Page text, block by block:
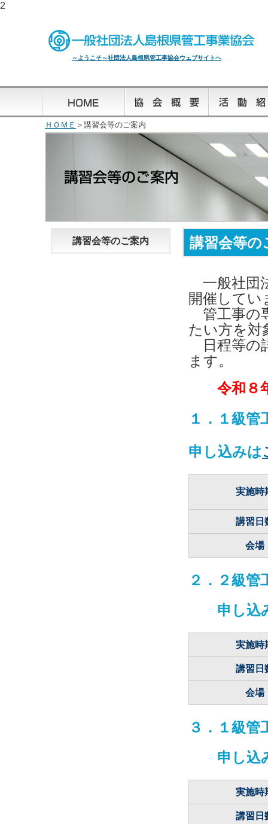
2
～ようこそ～社団法人島根県管工事協会ウェブサイトへ
ＨＯＭＥ ＞講習会等のご案内
講習会等のご案内 講習会等の
一般社団
開催してい
管工事の
たい方を対
日程等の
ます。
令和８年
１．１級管
申し込みは
実施時
講習日
会場
２．２級管
申し込
実施時
講習日
会場
３．１級管
申し込
実施時
講習日